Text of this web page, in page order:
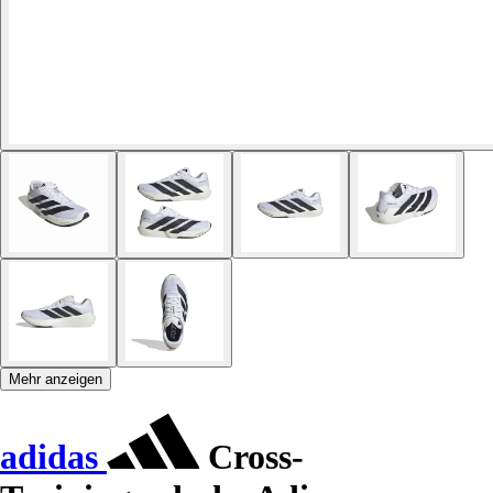
Mehr anzeigen
adidas
Cross-